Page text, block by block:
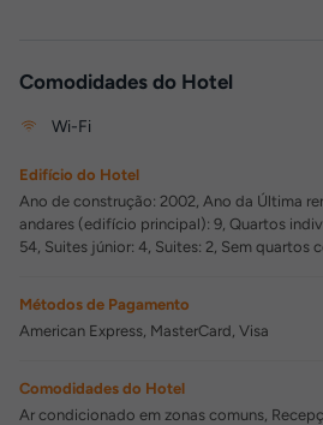
Comodidades do Hotel
Wi-Fi
Edifício do Hotel
Ano de construção: 2002, Ano da Última
andares (edifício principal): 9, Quartos
54, Suites júnior: 4, Suites: 2, Sem quartos
Métodos de Pagamento
American Express, MasterCard, Visa
Comodidades do Hotel
Ar condicionado em zonas comuns,